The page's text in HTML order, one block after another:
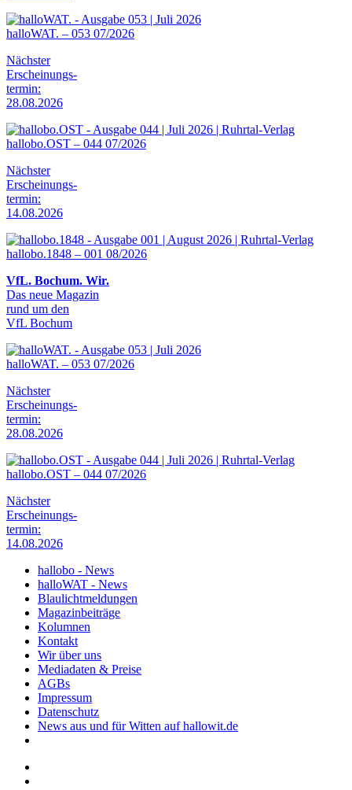
halloWAT. – 053 07/2026
Nächster
Erscheinungs-
termin:
28.08.2026
hallobo.OST – 044 07/2026
Nächster
Erscheinungs-
termin:
14.08.2026
hallobo.1848 – 001 08/2026
VfL. Bochum. Wir.
Das neue Magazin
rund um den
VfL Bochum
halloWAT. – 053 07/2026
Nächster
Erscheinungs-
termin:
28.08.2026
hallobo.OST – 044 07/2026
Nächster
Erscheinungs-
termin:
14.08.2026
hallobo - News
halloWAT - News
Blaulichtmeldungen
Magazinbeiträge
Kolumnen
Kontakt
Wir über uns
Mediadaten & Preise
AGBs
Impressum
Datenschutz
News aus und für Witten auf hallowit.de